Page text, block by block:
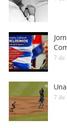
7 de
7 de